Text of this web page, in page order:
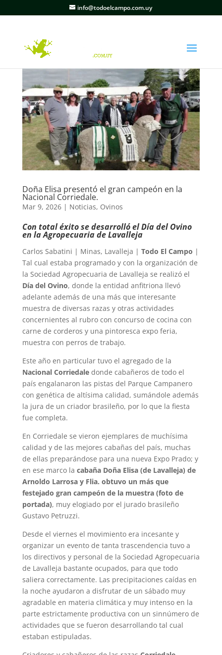
info@todoelcampo.com.uy
Doña Elisa presentó el gran campeón en la
Nacional Corriedale.
Mar 9, 2026| Noticias, Ovinos
Con total éxito se desarrolló el Día del Ovino
en la Agropecuaria de Lavalleja
Carlos Sabatini | Minas, Lavalleja | Todo El Campo |
Tal cual estaba programado y con la organización de
la Sociedad Agropecuaria de Lavalleja se realizó el
Día del Ovino, donde la entidad anfitriona llevó
adelante además de una más que interesante
muestra de diversas razas y otras actividades
concernientes al rubro con concurso de cocina con
carne de corderos y una pintoresca expo feria,
muestra con perros de trabajo.
Este año en particular tuvo el agregado de la
Nacional Corriedaledonde cabañeros de todo el
país engalanaron las pistas del Parque Campanero
con genética de altísima calidad, sumándole además
la jura de un criador brasileño, por lo que la fiesta
fue completa.
En Corriedale se vieron ejemplares de muchísima
calidad y de las mejores cabañas del país, muchas
de ellas preparándose para una nueva Expo Prado; y
en ese marco la cabaña Doña Elisa (de Lavalleja) de
Arnoldo Larrosa y Flia. obtuvo un más que
festejado gran campeón de la muestra (foto de
portada), muy elogiado por el jurado brasileño
Gustavo Petruzzi.
Desde el viernes el movimiento era incesante y
organizar un evento de tanta trascendencia tuvo a
los directivos y personal de la Sociedad Agropecuaria
de Lavalleja bastante ocupados, para que todo
saliera correctamente. Las precipitaciones caídas en
la noche ayudaron a disfrutar de un sábado muy
agradable en materia climática y muy intenso en la
parte estrictamente productiva con un sinnúmero de
actividades que se fueron desarrollando tal cual
estaban estipuladas.